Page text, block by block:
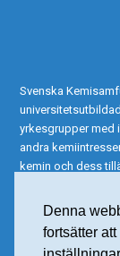
Denna
fortsätter
Svenska
yrkesgrupper med
andra
kemin och dess